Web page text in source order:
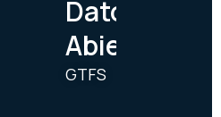
Datos
Abiertos
GTFS